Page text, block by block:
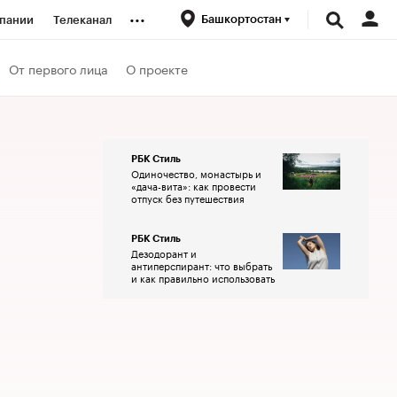
Телеканал ... Башкортостан
От первого лица О проекте
РБК Стиль
Одиночество, монастырь и
«дача-вита»: как провести
отпуск без путешествия
РБК Стиль
Дезодорант и
антиперспирант: что выбрать
и как правильно использовать